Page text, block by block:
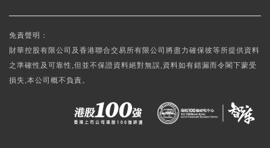
免責聲明：
財華控股有限公司及香港聯合交易所有限公司將盡力確保彼等所提供資料
之準確性及可靠性,但並不保證資料絕對無誤,資料如有錯漏而令閣下蒙受
損失,本公司概不負責。